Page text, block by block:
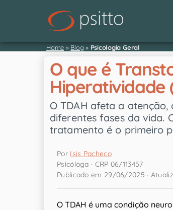
Home » Blog» Psicologia Geral
O que é
Hiperatividade
O TDAH afeta a
diferentes fases da vida.
tratamento é o primeiro
Por Isis Pacheco
Psicóloga · CRP 06/113457
Publicado em 29/06/2025 ·
O TDAH é uma condição